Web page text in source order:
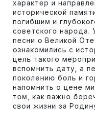
характер и
исторической
погибшим и
советского народа.
песни о Великой
ознакомились с
цель такого
вспомнить дату, а
поколению боль и
напомнить о цене
том, как важно
свои жизни за